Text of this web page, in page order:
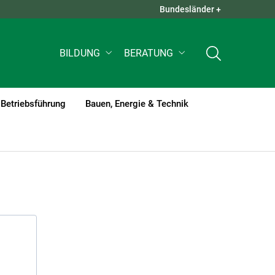
QUICK LINKS +
Bundesländer +
BILDUNG BERATUNG
Betriebsführung Bauen, Energie & Technik